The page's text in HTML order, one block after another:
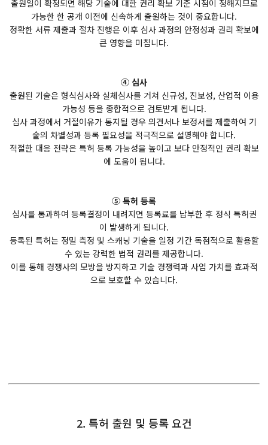
출원일이 확정되면 해당 기술에 대한 권리 확보 기준 시점이 정해지므로
가능한 한 공개 이전에 신속하게 출원하는 것이 중요합니다.
정확한 서류 제출과 절차 진행은 이후 심사 과정의 안정성과 권리 확보에
큰 영향을 미칩니다.
④ 심사
출원된 기술은 형식심사와 실체심사를 거쳐 신규성, 진보성, 산업적 이용
가능성 등을 종합적으로 검토받게 됩니다.
심사 과정에서 거절이유가 통지될 경우 의견서나 보정서를 제출하여 기
술의 차별성과 등록 필요성을 적극적으로 설명해야 합니다.
적절한 대응 전략은 특허 등록 가능성을 높이고 보다 안정적인 권리 확보
에 도움이 됩니다.
⑤ 특허 등록
심사를 통과하여 등록결정이 내려지면 등록료를 납부한 후 정식 특허권
이 발생하게 됩니다.
등록된 특허는 정밀 측정 및 스캐닝 기술을 일정 기간 독점적으로 활용할
수 있는 강력한 법적 권리를 제공합니다.
이를 통해 경쟁사의 모방을 방지하고 기술 경쟁력과 사업 가치를 효과적
으로 보호할 수 있습니다.
2. 특허 출원 및 등록 요건